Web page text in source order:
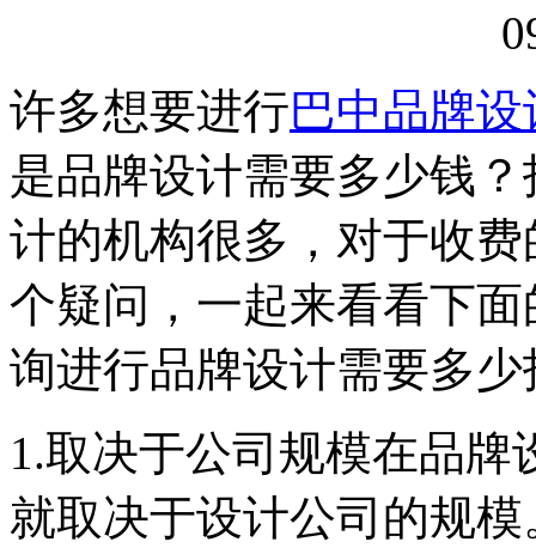
许多想要进行巴中品牌设
是品牌设计需要多少钱
计的机构很多，对于收
个疑问，一起来看看下
询进行品牌设计需要多少
1.取决于公司规模在品
就取决于设计公司的规